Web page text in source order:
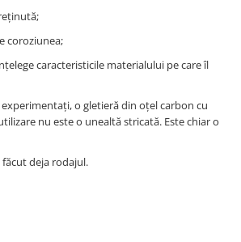
coroziunea;
caracteristicile materialului pe care îl
o gletieră din oțel carbon cu
nu este o unealtă stricată. Este chiar o
făcut deja rodajul.